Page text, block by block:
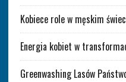
Kobiece role w męskim
Energia kobiet w
Greenwashing Lasów